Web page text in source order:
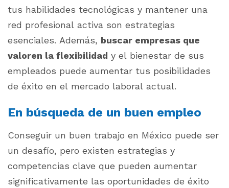
tus habilidades tecnológicas y mantener una
red profesional activa son estrategias
esenciales. Además, buscar empresas que
valoren la flexibilidad y el bienestar de sus
empleados puede aumentar tus posibilidades
de éxito en el mercado laboral actual.
En búsqueda de un buen empleo
Conseguir un buen trabajo en México puede ser
un desafío, pero existen estrategias y
competencias clave que pueden aumentar
significativamente las oportunidades de éxito